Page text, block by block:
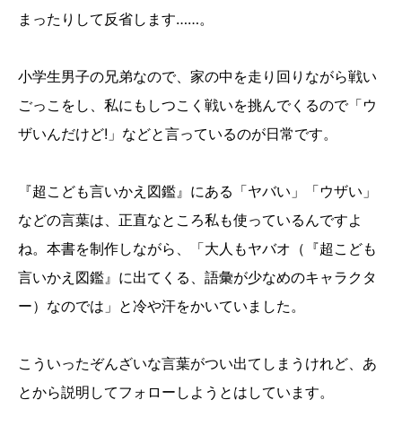
まったりして反省します……。
小学生男子の兄弟なので、家の中を走り回りながら戦い
ごっこをし、私にもしつこく戦いを挑んでくるので「ウ
ザいんだけど!」などと言っているのが日常です。
『超こども言いかえ図鑑』にある「ヤバい」「ウザい」
などの言葉は、正直なところ私も使っているんですよ
ね。本書を制作しながら、「大人もヤバオ（『超こども
言いかえ図鑑』に出てくる、語彙が少なめのキャラクタ
ー）なのでは」と冷や汗をかいていました。
こういったぞんざいな言葉がつい出てしまうけれど、あ
とから説明してフォローしようとはしています。